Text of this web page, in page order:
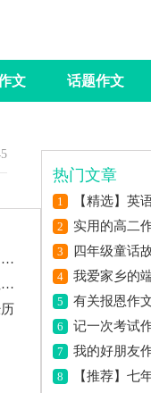
文 话题作文
热门文章
1 【精选】英
2 实用的高二
3 四年级童话
4 我爱家乡的
5 有关报恩作
6 记一次考试
7 我的好朋友
8 【推荐】七
猛男口交挑逗我性高潮的故事（做爱口交自摸高潮过程）
姐夫和我口交舔我下面口述（两个男性口交）